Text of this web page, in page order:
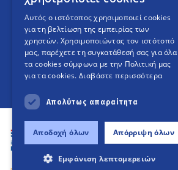
Ακολουθήστε
English Version
An project
Αυτός ο ιστότοπος χρησιμοποιεί cookies
για τη βελτίωση της εμπειρίας των
χρηστών. Χρησιμοποιώντας τον ιστότοπό
μας, παρέχετε τη συγκατάθεσή σας για όλα
τα cookies σύμφωνα με την Πολιτική μας
για τα cookies. Διαβάστε περισσότερα
Απολύτως απαραίτητα
Αποδοχή όλων Απόρριψη όλων
Εμφάνιση λεπτομερειών